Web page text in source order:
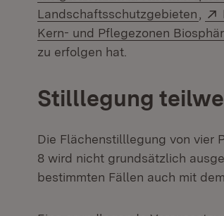
Landschaftsschutzgebieten
Kern- und Pflegezonen
zu erfolgen hat.
Stilllegung
Die Flächenstilllegung von vier
8 wird nicht grundsätzlich
bestimmten Fällen auch mit